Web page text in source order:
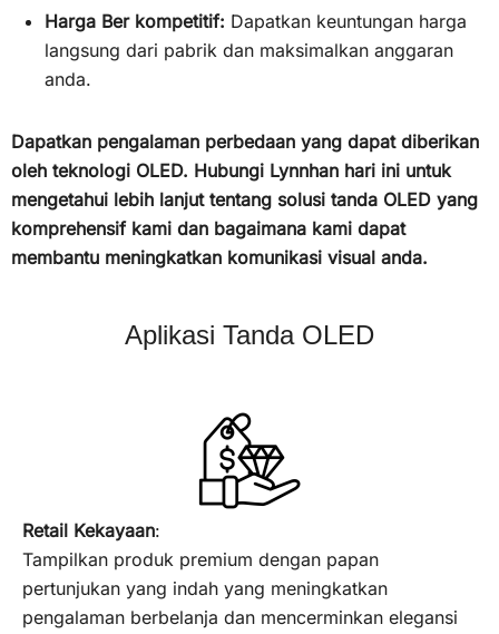
Harga Ber kompetitif: Dapatkan keuntungan harga
langsung dari pabrik dan maksimalkan anggaran
anda.
Dapatkan pengalaman perbedaan yang dapat diberikan
oleh teknologi OLED. Hubungi Lynnhan hari ini untuk
mengetahui lebih lanjut tentang solusi tanda OLED yang
komprehensif kami dan bagaimana kami dapat
membantu meningkatkan komunikasi visual anda.
Aplikasi Tanda OLED
Retail Kekayaan:
Tampilkan produk premium dengan papan
pertunjukan yang indah yang meningkatkan
pengalaman berbelanja dan mencerminkan elegansi